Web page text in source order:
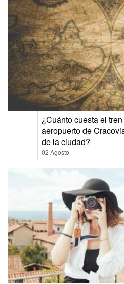
¿Cuánto cuesta el
aeropuerto de
de la ciudad?
02 Agosto